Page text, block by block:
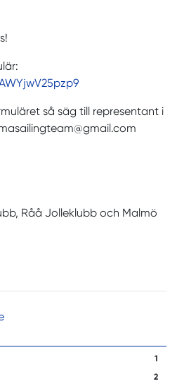
1
2
så säg till representant i
Råå Jolleklubb och Malmö